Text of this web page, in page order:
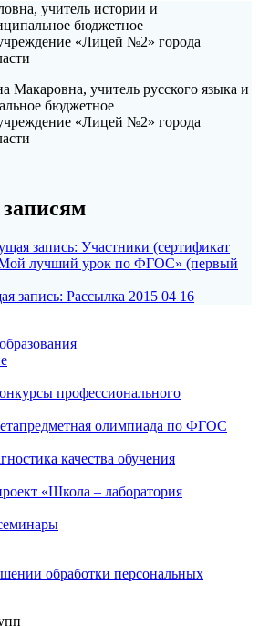
учитель истории и
бюджетное
«Лицей №2» города
Макаровна, учитель русского языка и
бюджетное
«Лицей №2» города
запись: Участники (сертификат
лучший урок по ФГОС» (первый
запись: Рассылка 2015 04 16
профессионального
олимпиада по ФГОС
качества обучения
«Школа – лаборатория
обработки персональных